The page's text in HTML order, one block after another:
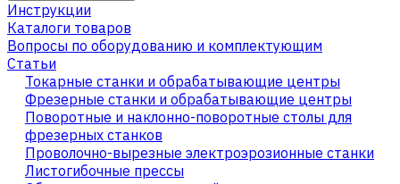
Инструкции
Каталоги товаров
Вопросы по оборудованию и комплектующим
Статьи
Токарные станки и обрабатывающие центры
Фрезерные станки и обрабатывающие центры
Поворотные и наклонно-поворотные столы для
фрезерных станков
Проволочно-вырезные электроэрозионные станки
Листогибочные прессы